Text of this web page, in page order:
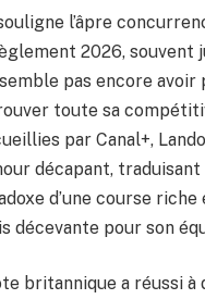
l’âpre
2026, souvent
pas encore avoir
toute sa
par Canal+,
décapant,
d’une course riche
décevante pour son
britannique a réussi à